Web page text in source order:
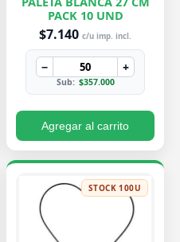
PACK 10 UND
$7.140 c/u imp. incl.
− +
Sub: $357.000
Agregar al carrito
STOCK 100U